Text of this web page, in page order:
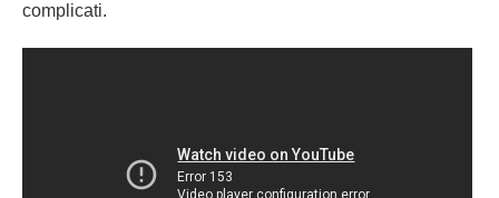
complicati.